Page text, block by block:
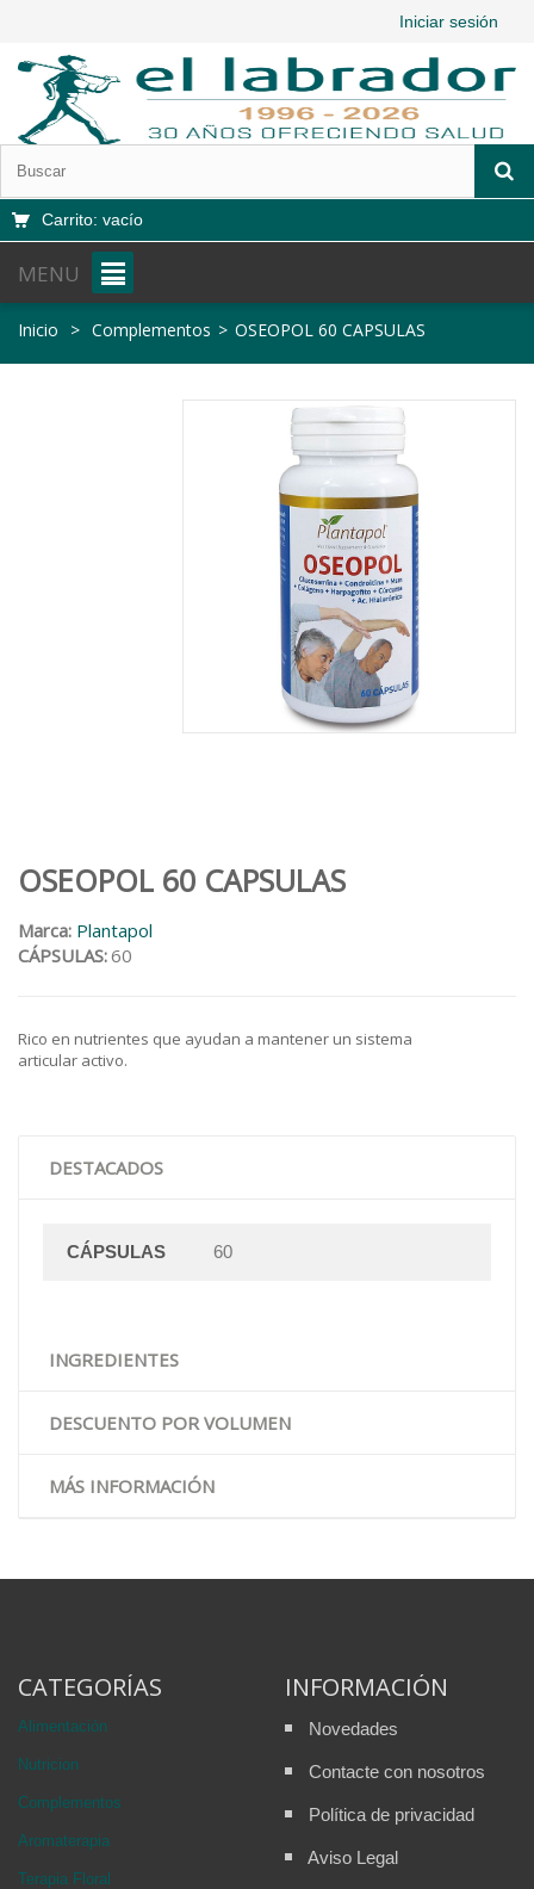
Iniciar sesión
Carrito: vacío
MENU
Inicio > Complementos > OSEOPOL 60 CAPSULAS
OSEOPOL 60 CAPSULAS
Marca: Plantapol
CÁPSULAS:60
Rico en nutrientes que ayudan a mantener un sistema
articular activo.
DESTACADOS
CÁPSULAS 60
INGREDIENTES
DESCUENTO POR VOLUMEN
MÁS INFORMACIÓN
CATEGORÍAS
Alimentación
Nutricion
Complementos
Aromaterapia
Terapia Floral
INFORMACIÓN
Novedades
Contacte con nosotros
Política de privacidad
Aviso Legal